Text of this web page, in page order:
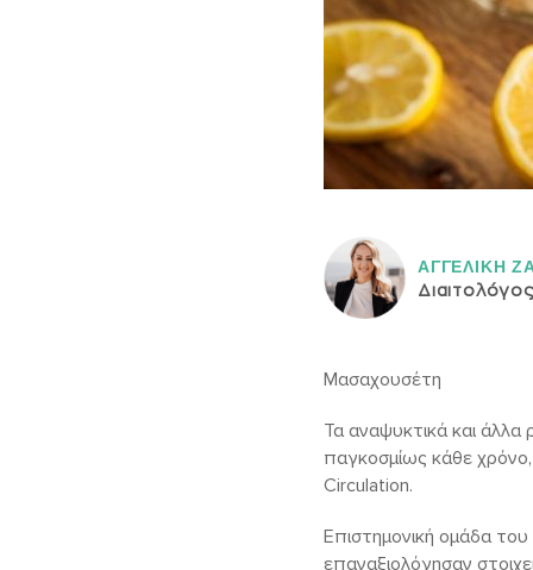
ΑΓΓΕΛΙΚH
Μασαχουσέτη
Τα αναψυκτικά και
παγκοσμίως κάθε
Circulation.
Επιστημονική ομάδα
επαναξιολόγησαν